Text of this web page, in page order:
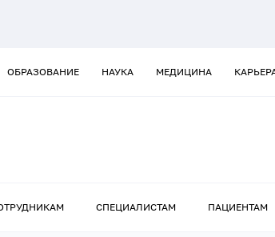
ОБРАЗОВАНИЕ НАУКА МЕДИЦИНА
СПЕЦИАЛИСТАМ ПАЦИЕНТАМ